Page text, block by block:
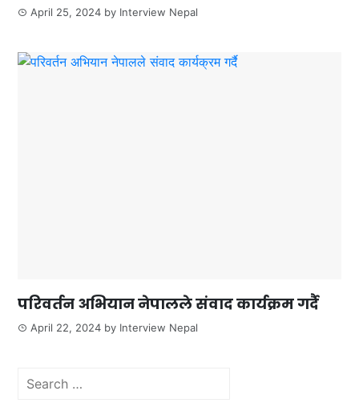
April 25, 2024 by Interview Nepal
परिवर्तन अभियान नेपालले संवाद कार्यक्रम गर्दै
April 22, 2024 by Interview Nepal
Search